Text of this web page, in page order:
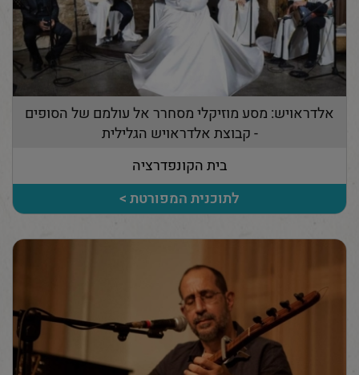
אלדראויש: מסע מוזיקלי מסחרר אל עולמם של הסופים
- קבוצת אלדראויש הגלילית
בית הקונפדרציה
לתוכנית המפורטת >